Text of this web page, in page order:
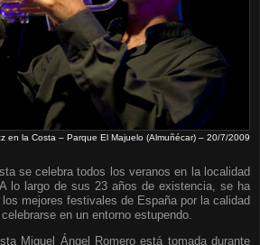
en la Costa – Parque El Majuelo (Almuñécar) – 20/7/2009
se celebra todos los veranos en la localidad
lo largo de sus 23 años de existencia, se ha
mejores festivales de España por la calidad
en un entorno estupendo.
Miguel Ángel Romero está tomada durante